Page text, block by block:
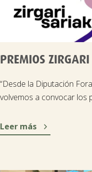
PREMIOS ZIRGARI
“Desde la Diputación
volvemos a convocar los
Leer más 